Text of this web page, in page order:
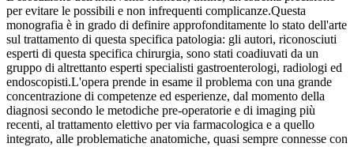
per evitare le possibili e non infrequenti complicanze.Questa
monografia è in grado di definire approfonditamente lo stato dell'arte
sul trattamento di questa specifica patologia: gli autori, riconosciuti
esperti di questa specifica chirurgia, sono stati coadiuvati da un
gruppo di altrettanto esperti specialisti gastroenterologi, radiologi ed
endoscopisti.L'opera prende in esame il problema con una grande
concentrazione di competenze ed esperienze, dal momento della
diagnosi secondo le metodiche pre-operatorie e di imaging più
recenti, al trattamento elettivo per via farmacologica e a quello
integrato, alle problematiche anatomiche, quasi sempre connesse con